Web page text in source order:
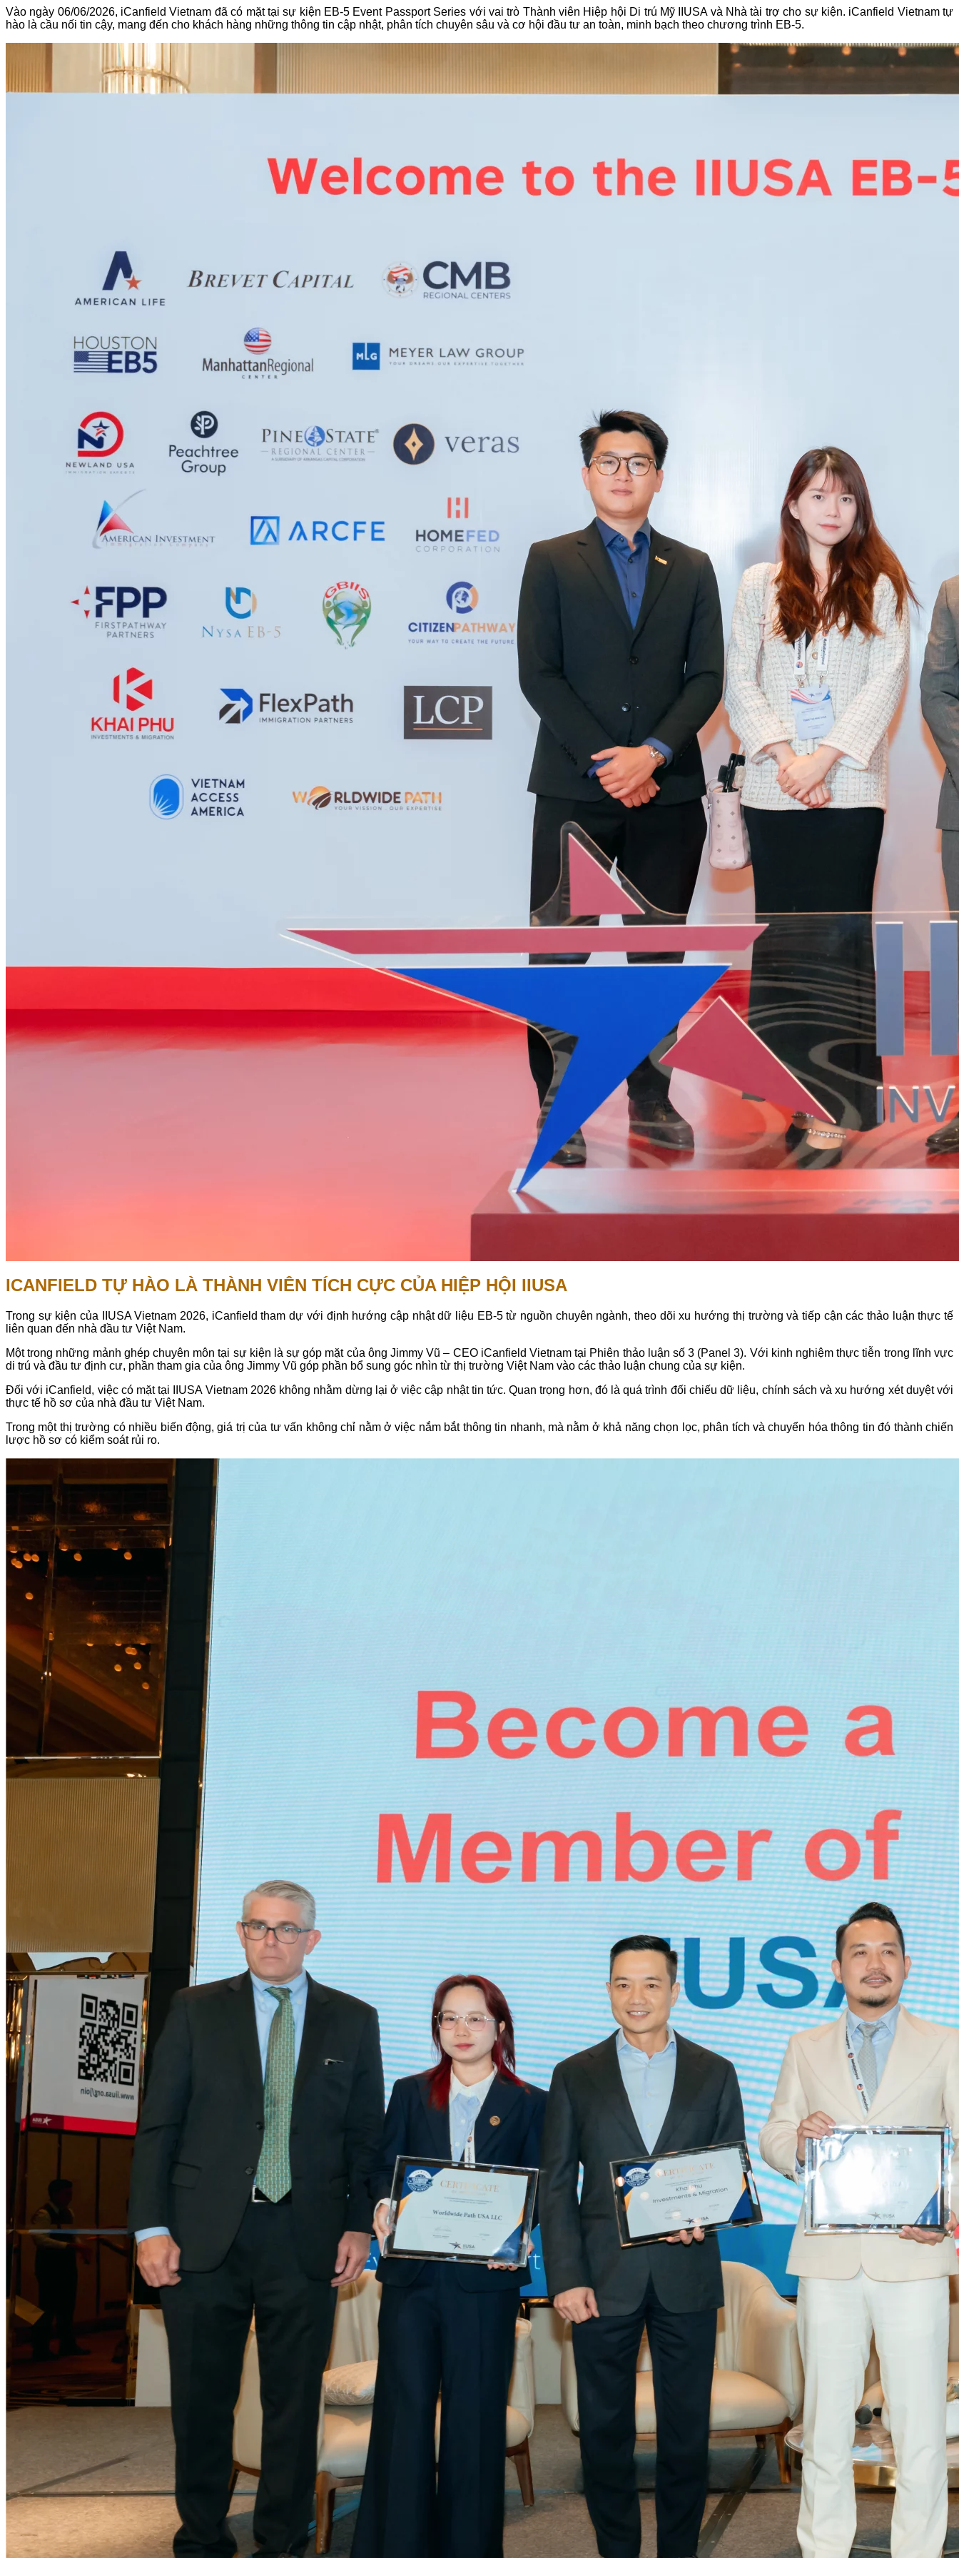
Vào ngày 06/06/2026, iCanfield Vietnam đã có mặt tại sự kiện EB-5 Event Passport Series với vai trò Thành viên Hiệp hội Di trú Mỹ IIUSA và Nhà tài trợ cho sự kiện. iCanfield Vietnam tự
hào là cầu nối tin cậy, mang đến cho khách hàng những thông tin cập nhật, phân tích chuyên sâu và cơ hội đầu tư an toàn, minh bạch theo chương trình EB-5.
ICANFIELD TỰ HÀO LÀ THÀNH VIÊN TÍCH CỰC CỦA HIỆP HỘI IIUSA
Trong sự kiện của IIUSA Vietnam 2026, iCanfield tham dự với định hướng cập nhật dữ liệu EB-5 từ nguồn chuyên ngành, theo dõi xu hướng thị trường và tiếp cận các thảo luận thực tế
liên quan đến nhà đầu tư Việt Nam.
Một trong những mảnh ghép chuyên môn tại sự kiện là sự góp mặt của ông Jimmy Vũ – CEO iCanfield Vietnam tại Phiên thảo luận số 3 (Panel 3). Với kinh nghiệm thực tiễn trong lĩnh vực
di trú và đầu tư định cư, phần tham gia của ông Jimmy Vũ góp phần bổ sung góc nhìn từ thị trường Việt Nam vào các thảo luận chung của sự kiện.
Đối với iCanfield, việc có mặt tại IIUSA Vietnam 2026 không nhằm dừng lại ở việc cập nhật tin tức. Quan trọng hơn, đó là quá trình đối chiếu dữ liệu, chính sách và xu hướng xét duyệt với
thực tế hồ sơ của nhà đầu tư Việt Nam.
Trong một thị trường có nhiều biến động, giá trị của tư vấn không chỉ nằm ở việc nắm bắt thông tin nhanh, mà nằm ở khả năng chọn lọc, phân tích và chuyển hóa thông tin đó thành chiến
lược hồ sơ có kiểm soát rủi ro.